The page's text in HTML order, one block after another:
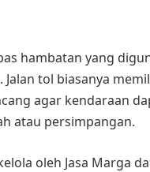
hambatan yang
tol biasanya
agar kendaraan
atau persimpangan.
oleh Jasa Marga